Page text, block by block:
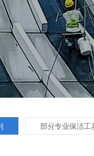
部分专业保洁工